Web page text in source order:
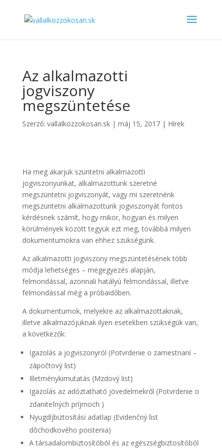
Az alkalmazotti
jogviszony
megszüntetése
Szerző: vallalkozzokosan.sk| máj 15, 2017| Hírek
Ha meg akarjuk szüntetni alkalmazotti
jogviszonyunkat, alkalmazottunk szeretné
megszüntetni jogviszonyát, vagy mi szeretnénk
megszüntetni alkalmazottunk jogviszonyát fontos
kérdésnek számít, hogy mikor, hogyan és milyen
körülmények között tegyük ezt meg, továbbá milyen
dokumentumokra van ehhez szükségünk.
Az alkalmazotti jogviszony megszüntetésének több
módja lehetséges – megegyezés alapján,
felmondással, azonnali hatályú felmondással, illetve
felmondással még a próbaidőben.
A dokumentumok, melyekre az alkalmazottaknak,
illetve alkalmazójuknak ilyen esetekben szükségük van,
a következők:
Igazolás a jogviszonyról (Potvrdenie o zamestnaní –
zápočtový list)
Illetménykimutatás (Mzdový list)
Igazolás az adóztatható jövedelmekről (Potvrdenie o
zdaniteľných príjmoch )
Nyugdíjbiztosítási adatlap (Evidenčný list
dôchodkového poistenia)
A társadalombiztosítóból és az egészségbiztosítóból